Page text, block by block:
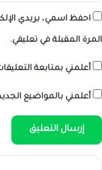
احفظ اسمي، بريدي
المرة المقبلة في تعليقي.
أعلمني بمتابعة
أعلمني بالمواضيع